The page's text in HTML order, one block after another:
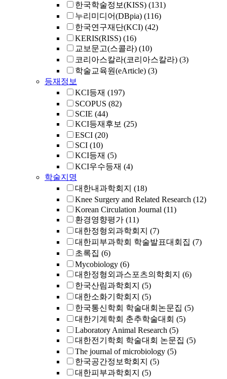
한국학술정보(KISS) (131)
누리미디어(DBpia) (116)
한국연구재단(KCI) (42)
KERIS(RISS) (16)
교보문고(스콜라) (10)
코리아스칼라(코리아스칼라) (3)
학술교육원(eArticle) (3)
등재정보
KCI등재 (197)
SCOPUS (82)
SCIE (44)
KCI등재후보 (25)
ESCI (20)
SCI (10)
KCI등재 (5)
KCI우수등재 (4)
학술지명
대한내과학회지 (18)
Knee Surgery and Related Research (12)
Korean Circulation Journal (11)
환경영향평가 (11)
대한정형외과학회지 (7)
대한피부과학회 학술발표대회집 (7)
초록집 (6)
Mycobiology (6)
대한정형외과스포츠의학회지 (6)
한국산림과학회지 (5)
대한소화기학회지 (5)
한국통신학회 학술대회논문집 (5)
대한기계학회 춘추학술대회 (5)
Laboratory Animal Research (5)
대한전기학회 학술대회 논문집 (5)
The journal of microbiology (5)
한국공간정보학회지 (5)
대한피부과학회지 (5)